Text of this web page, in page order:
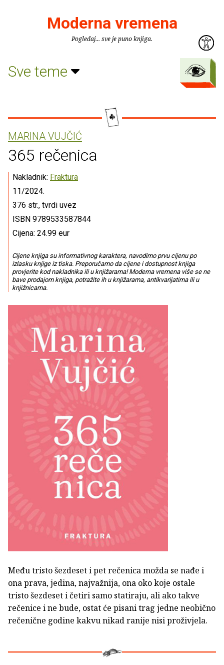
Moderna vremena
Pogledaj... sve je puno knjiga.
Sve teme
MARINA VUJČIĆ
365 rečenica
Nakladnik: Fraktura
11/2024.
376 str., tvrdi uvez
ISBN 9789533587844
Cijena: 24.99 eur
Cijene knjiga su informativnog karaktera, navodimo prvu cijenu po
izlasku knjige iz tiska. Preporučamo da cijene i dostupnost knjiga
provjerite kod nakladnika ili u knjižarama! Moderna vremena više se ne
bave prodajom knjiga, potražite ih u knjižarama, antikvarijatima ili u
knjižnicama.
Među tristo šezdeset i pet rečenica možda se nađe i
ona prava, jedina, najvažnija, ona oko koje ostale
tristo šezdeset i četiri samo statiraju, ali ako takve
rečenice i ne bude, ostat će pisani trag jedne neobično
rečenične godine kakvu nikad ranije nisi proživjela.